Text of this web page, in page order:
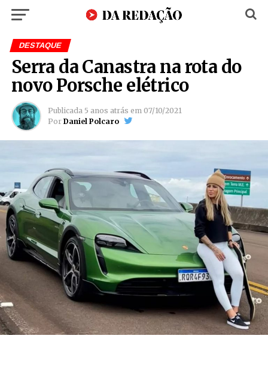
DESTAQUE
Serra da Canastra na rota do
novo Porsche elétrico
Publicada 5 anos atrás em 07/10/2021
Por Daniel Polcaro